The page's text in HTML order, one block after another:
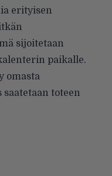
erityisen
sijoitetaan
paikalle.
omasta
saatetaan toteen